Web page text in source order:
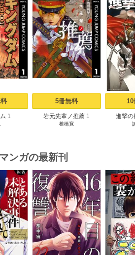
1
5冊無料
岩元先輩ノ推薦 1
椎橋寛
10
進撃の
ンガの最新刊